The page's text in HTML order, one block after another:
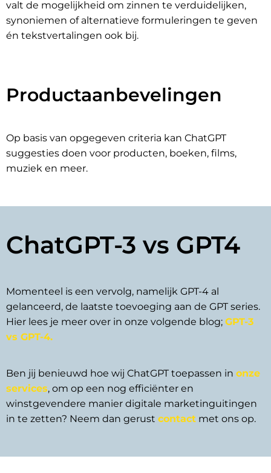
valt de mogelijkheid om zinnen te verduidelijken,
synoniemen of alternatieve formuleringen te geven
én tekstvertalingen ook bij.
Productaanbevelingen
Op basis van opgegeven criteria kan ChatGPT
suggesties doen voor producten, boeken, films,
muziek en meer.
ChatGPT-3 vs GPT4
Momenteel is een vervolg, namelijk GPT-4 al
gelanceerd, de laatste toevoeging aan de GPT series.
Hier lees je meer over in onze volgende blog; GPT-3
vs GPT-4.
Ben jij benieuwd hoe wij ChatGPT toepassen in onze
services, om op een nog efficiënter en
winstgevendere manier digitale marketinguitingen
in te zetten? Neem dan gerust contact met ons op.